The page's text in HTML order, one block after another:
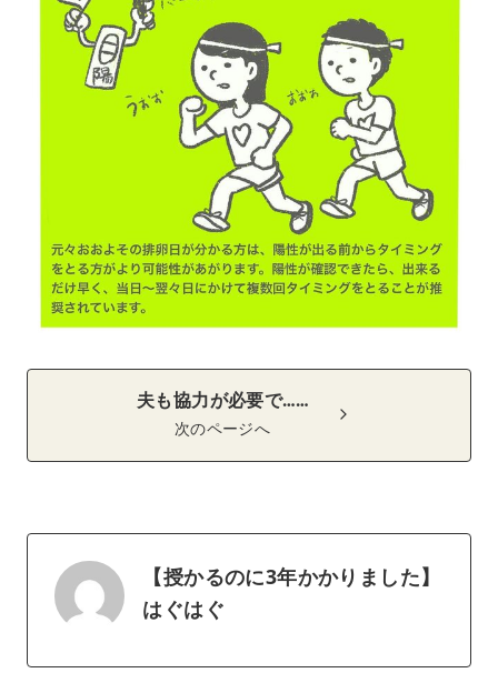
夫も協力が必要で……
次のページへ
【授かるのに3年かかりました】
はぐはぐ